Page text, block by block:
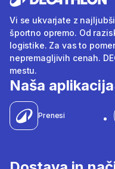
Vi se ukvarjate z
športno opremo. Od
logistike. Za vas to
nepremagljivih cenah.
mestu.
Naša aplikacija
Prenesi